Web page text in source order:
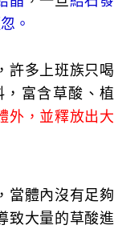
。
許多上班族只喝
富含草酸、植
外，並釋放出大
當體內沒有足夠
致大量的草酸進